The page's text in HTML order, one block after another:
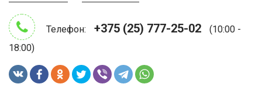
Телефон: +375 (25) 777-25-02
(10:00 -
18:00)